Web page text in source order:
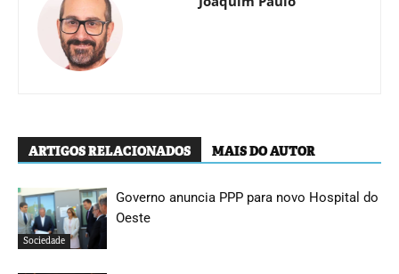
ARTIGOS RELACIONADOS MAIS DO AUTOR
Sociedade
Governo anuncia PPP para novo Hospital do
Oeste